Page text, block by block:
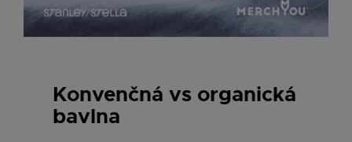
Konvenčná vs organická
bavlna